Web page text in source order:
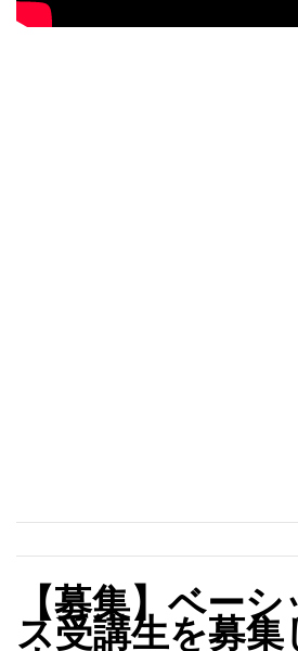
【募集】ベー
ス受講生を募集